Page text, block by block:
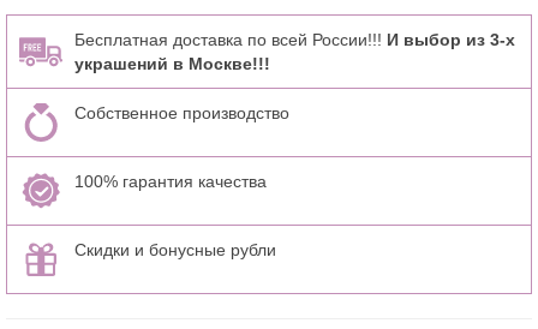
Бесплатная доставка по всей России!!! И выбор из 3-х
украшений в Москве!!!
Собственное производство
100% гарантия качества
Скидки и бонусные рубли